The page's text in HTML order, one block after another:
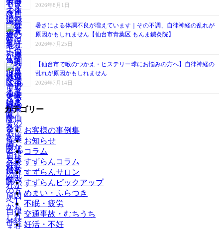
2026年8月1日
暑さによる体調不良が増えています｜その不調、自律神経の乱れが
原因かもしれません【仙台市青葉区 もんま鍼灸院】
2026年7月25日
【仙台市で喉のつかえ・ヒステリー球にお悩みの方へ】自律神経の
乱れが原因かもしれません
2026年7月14日
カテゴリー
お客様の事例集
お知らせ
コラム
すずらんコラム
すずらんサロン
すずらんピックアップ
めまい・ふらつき
不眠・疲労
交通事故・むちうち
妊活・不妊